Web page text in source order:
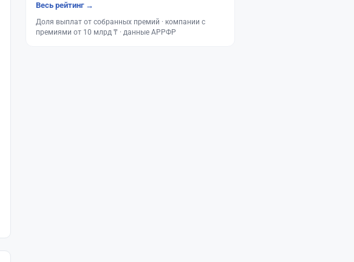
Весь рейтинг →
Доля выплат от собранных премий · компании с
премиями от 10 млрд ₸ · данные АРРФР